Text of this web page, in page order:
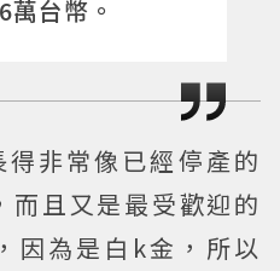
台幣。
非常像已經停產的
且又是最受歡迎的
因為是白k金，所以